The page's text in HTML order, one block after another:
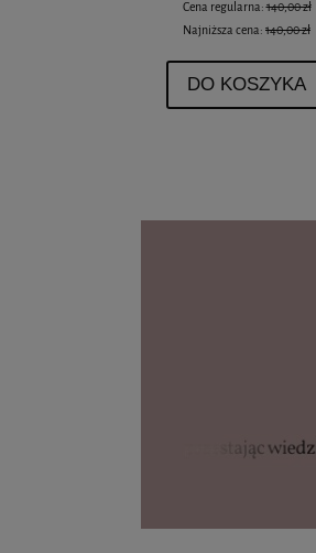
Cena regularna:140,00 zł
Najniższa cena: 140,00 zł
DO KOSZYKA